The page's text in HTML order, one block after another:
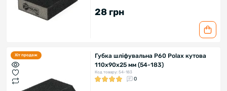
28 грн
Хіт продаж
Губка шліфувальна P60 Polax кутова
110х90х25 мм (54-183)
Код товару: 54-183
0